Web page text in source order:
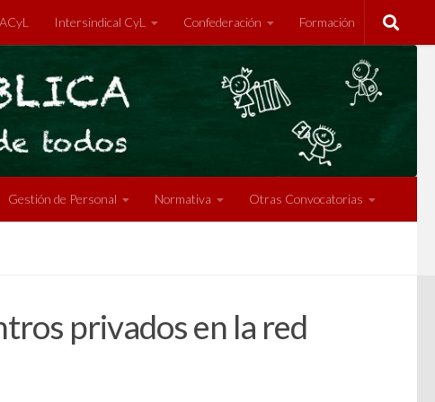
Intersindical CyL Confederación Formación
Gestión de Personal Normativa Otras Convocatorias
privados en la red